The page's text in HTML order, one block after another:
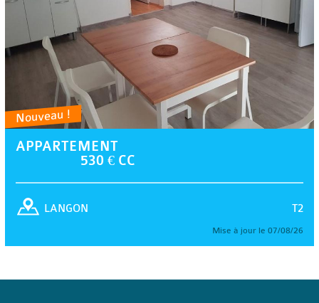
Nouveau !
APPARTEMENT
530 € CC
T2
LANGON
Mise à jour le 07/08/26